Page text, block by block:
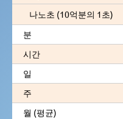
나노초 (10억분의 1초)
분
시간
일
주
월 (평균)